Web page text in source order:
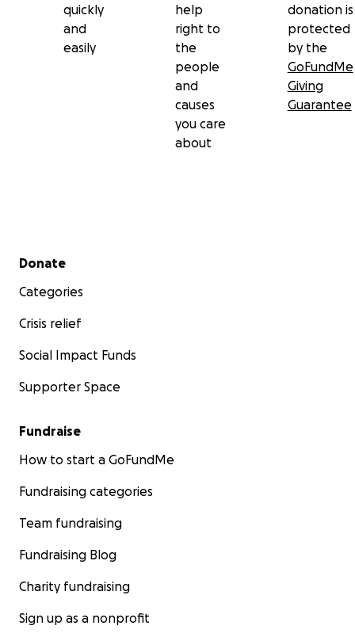
quickly
and
easily
help
right to
the
people
and
causes
you care
about
donation is
protected
by the
GoFundMe
Giving
Guarantee
Secondary menu
Donate
Categories
Crisis relief
Social Impact Funds
Supporter Space
Fundraise
How to start a GoFundMe
Fundraising categories
Team fundraising
Fundraising Blog
Charity fundraising
Sign up as a nonprofit